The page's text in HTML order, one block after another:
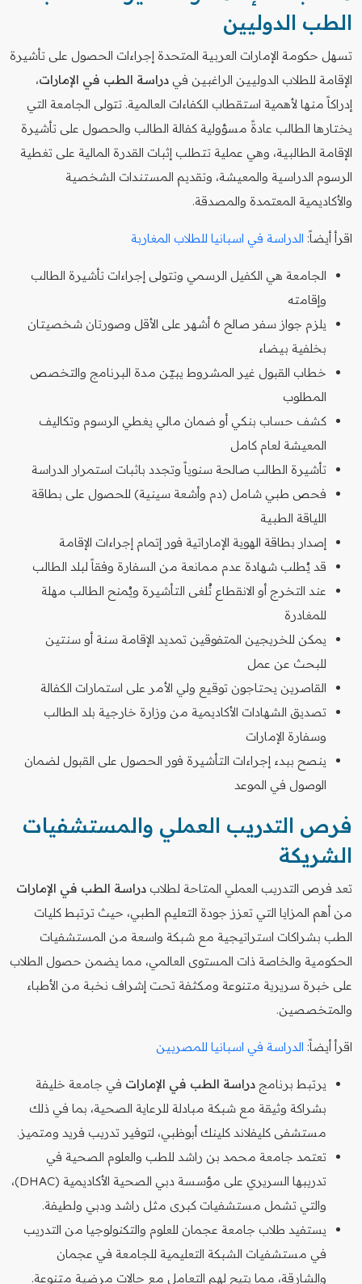
الطب الدوليين
تسهل حكومة الإمارات العربية المتحدة إجراءات الحصول على تأشيرة
الإقامة للطلاب الدوليين الراغبين في دراسة الطب في الإمارات،
إدراكاً منها لأهمية استقطاب الكفاءات العالمية. تتولى الجامعة التي
يختارها الطالب عادةً مسؤولية كفالة الطالب والحصول على تأشيرة
الإقامة الطالبية، وهي عملية تتطلب إثبات القدرة المالية على تغطية
الرسوم الدراسية والمعيشة، وتقديم المستندات الشخصية
والأكاديمية المعتمدة والمصدقة.
اقرأ أيضاً: الدراسة في اسبانيا للطلاب المغاربة
الجامعة هي الكفيل الرسمي وتتولى إجراءات تأشيرة الطالب
وإقامته
يلزم جواز سفر صالح 6 أشهر على الأقل وصورتان شخصيتان
بخلفية بيضاء
خطاب القبول غير المشروط يبيّن مدة البرنامج والتخصص
المطلوب
كشف حساب بنكي أو ضمان مالي يغطي الرسوم وتكاليف
المعيشة لعام كامل
تأشيرة الطالب صالحة سنوياً وتجدد باثبات استمرار الدراسة
فحص طبي شامل (دم وأشعة سينية) للحصول على بطاقة
اللياقة الطبية
إصدار بطاقة الهوية الإماراتية فور إتمام إجراءات الإقامة
قد يُطلب شهادة عدم ممانعة من السفارة وفقاً لبلد الطالب
عند التخرج أو الانقطاع تُلغى التأشيرة ويُمنح الطالب مهلة
للمغادرة
يمكن للخريجين المتفوقين تمديد الإقامة سنة أو سنتين
للبحث عن عمل
القاصرين يحتاجون توقيع ولي الأمر على استمارات الكفالة
تصديق الشهادات الأكاديمية من وزارة خارجية بلد الطالب
وسفارة الإمارات
ينصح ببدء إجراءات التأشيرة فور الحصول على القبول لضمان
الوصول في الموعد
فرص التدريب العملي والمستشفيات
الشريكة
تعد فرص التدريب العملي المتاحة لطلاب دراسة الطب في الإمارات
من أهم المزايا التي تعزز جودة التعليم الطبي، حيث ترتبط كليات
الطب بشراكات استراتيجية مع شبكة واسعة من المستشفيات
الحكومية والخاصة ذات المستوى العالمي، مما يضمن حصول الطلاب
على خبرة سريرية متنوعة ومكثفة تحت إشراف نخبة من الأطباء
والمتخصصين.
اقرأ أيضاً: الدراسة في اسبانيا للمصريين
يرتبط برنامج دراسة الطب في الإمارات في جامعة خليفة
بشراكة وثيقة مع شبكة مبادلة للرعاية الصحية، بما في ذلك
مستشفى كليفلاند كلينك أبوظبي، لتوفير تدريب فريد ومتميز.
تعتمد جامعة محمد بن راشد للطب والعلوم الصحية في
تدريبها السريري على مؤسسة دبي الصحية الأكاديمية (DHAC)،
والتي تشمل مستشفيات كبرى مثل راشد ودبي ولطيفة.
يستفيد طلاب جامعة عجمان للعلوم والتكنولوجيا من التدريب
في مستشفيات الشبكة التعليمية للجامعة في عجمان
والشارقة، مما يتيح لهم التعامل مع حالات مرضية متنوعة.